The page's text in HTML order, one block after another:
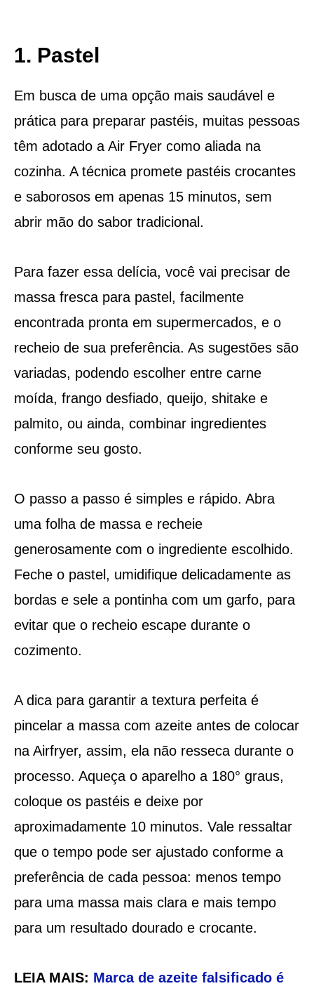
1. Pastel
Em busca de uma opção mais saudável e
prática para preparar pastéis, muitas pessoas
têm adotado a Air Fryer como aliada na
cozinha. A técnica promete pastéis crocantes
e saborosos em apenas 15 minutos, sem
abrir mão do sabor tradicional.
Para fazer essa delícia, você vai precisar de
massa fresca para pastel, facilmente
encontrada pronta em supermercados, e o
recheio de sua preferência. As sugestões são
variadas, podendo escolher entre carne
moída, frango desfiado, queijo, shitake e
palmito, ou ainda, combinar ingredientes
conforme seu gosto.
O passo a passo é simples e rápido. Abra
uma folha de massa e recheie
generosamente com o ingrediente escolhido.
Feche o pastel, umidifique delicadamente as
bordas e sele a pontinha com um garfo, para
evitar que o recheio escape durante o
cozimento.
A dica para garantir a textura perfeita é
pincelar a massa com azeite antes de colocar
na Airfryer, assim, ela não resseca durante o
processo. Aqueça o aparelho a 180° graus,
coloque os pastéis e deixe por
aproximadamente 10 minutos. Vale ressaltar
que o tempo pode ser ajustado conforme a
preferência de cada pessoa: menos tempo
para uma massa mais clara e mais tempo
para um resultado dourado e crocante.
LEIA MAIS: Marca de azeite falsificado é